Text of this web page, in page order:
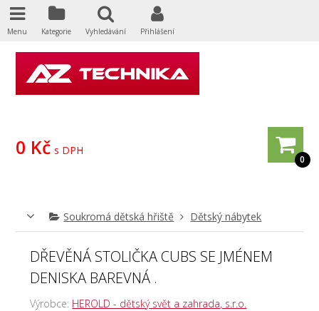
0
0 Kč s DPH
Soukromá dětská hřiště Dětský nábytek
DŘEVĚNÁ STOLIČKA CUBS SE JMÉNEM
DENISKA BAREVNÁ .
Výrobce: HEROLD - dětský svět a zahrada, s.r.o.
Menu Kategorie Vyhledávání Přihlášení